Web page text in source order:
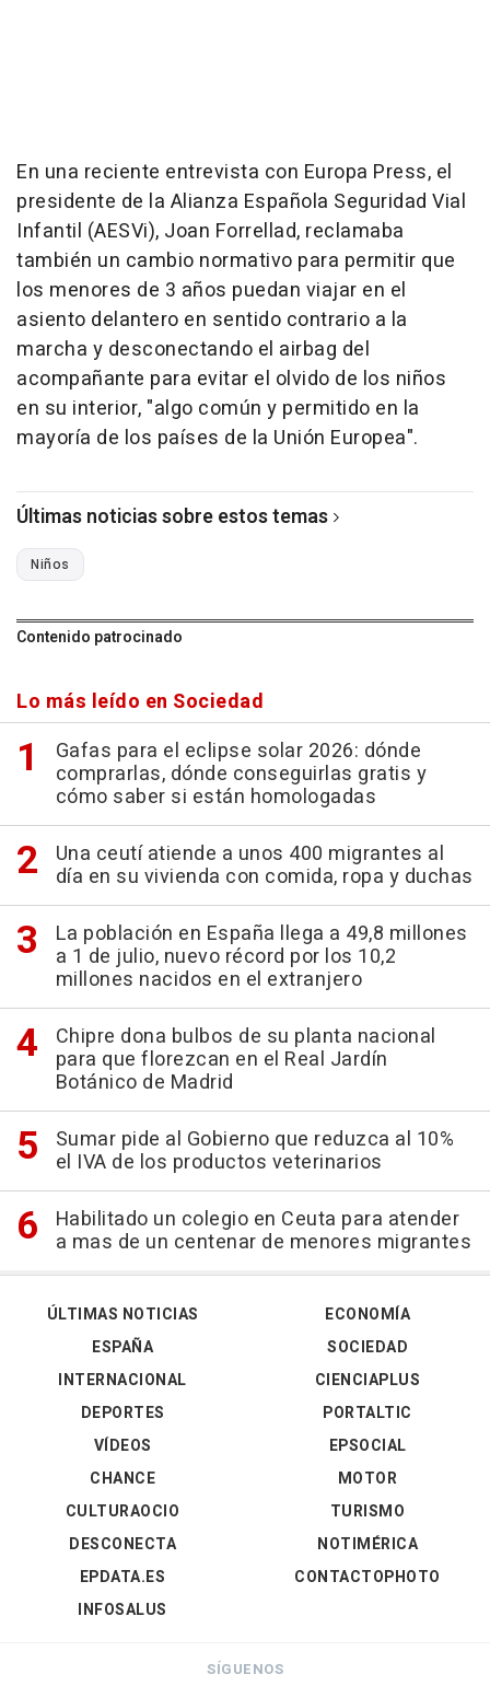
En una reciente entrevista con Europa Press, el
presidente de la Alianza Española Seguridad Vial
Infantil (AESVi), Joan Forrellad, reclamaba
también un cambio normativo para permitir que
los menores de 3 años puedan viajar en el
asiento delantero en sentido contrario a la
marcha y desconectando el airbag del
acompañante para evitar el olvido de los niños
en su interior, "algo común y permitido en la
mayoría de los países de la Unión Europea".
Últimas noticias sobre estos temas
Niños
Contenido patrocinado
Lo más leído en Sociedad
Gafas para el eclipse solar 2026: dónde
comprarlas, dónde conseguirlas gratis y
cómo saber si están homologadas
Una ceutí atiende a unos 400 migrantes al
día en su vivienda con comida, ropa y duchas
La población en España llega a 49,8 millones
a 1 de julio, nuevo récord por los 10,2
millones nacidos en el extranjero
Chipre dona bulbos de su planta nacional
para que florezcan en el Real Jardín
Botánico de Madrid
Sumar pide al Gobierno que reduzca al 10%
el IVA de los productos veterinarios
Habilitado un colegio en Ceuta para atender
a mas de un centenar de menores migrantes
ÚLTIMAS NOTICIAS
ESPAÑA
INTERNACIONAL
DEPORTES
VÍDEOS
ECONOMÍA
SOCIEDAD
CIENCIAPLUS
PORTALTIC
EPSOCIAL
CHANCE
CULTURAOCIO
DESCONECTA
EPDATA.ES
INFOSALUS
MOTOR
TURISMO
NOTIMÉRICA
CONTACTOPHOTO
SÍGUENOS